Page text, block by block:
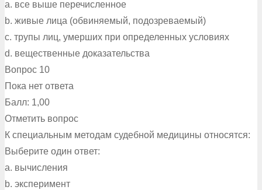
a. все выше перечисленное
b. живые лица (обвиняемый, подозреваемый)
c. трупы лиц, умерших при определенных условиях
d. вещественные доказательства
Вопрос 10
Пока нет ответа
Балл: 1,00
Отметить вопрос
К специальным методам судебной медицины относятся:
Выберите один ответ:
a. вычисления
b. эксперимент